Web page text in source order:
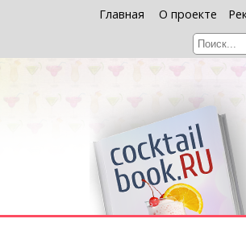
Главная О проекте